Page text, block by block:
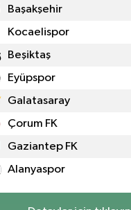
Başakşehir
Kocaelispor
Beşiktaş
Eyüpspor
Galatasaray
Çorum FK
Gaziantep FK
Alanyaspor